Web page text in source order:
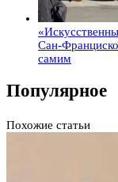
Сан-
самим
Популярное
Похожие статьи